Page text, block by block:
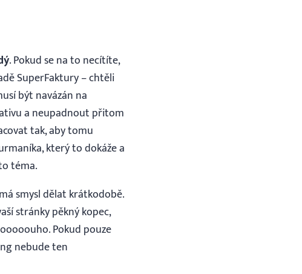
. Pokud se na to necítíte,
SuperFaktury – chtěli
být navázán na
a neupadnout přitom
tak, aby tomu
který to dokáže a
téma.
smysl dělat krátkodobě.
stránky pěkný kopec,
Pokud pouze
nebude ten